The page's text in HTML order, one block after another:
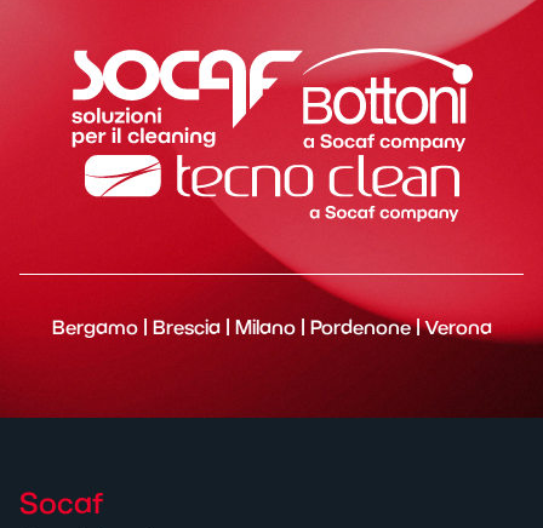
Bergamo | Brescia | Milano | Pordenone | Verona
Socaf